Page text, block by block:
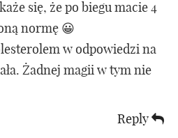
się, że po biegu macie 4
normę 😀
w odpowiedzi na
Żadnej magii w tym nie
Reply